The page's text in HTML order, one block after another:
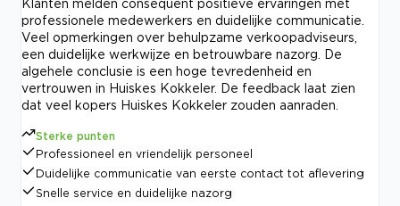
Klanten melden consequent positieve ervaringen met
professionele medewerkers en duidelijke communicatie.
Veel opmerkingen over behulpzame verkoopadviseurs,
een duidelijke werkwijze en betrouwbare nazorg. De
algehele conclusie is een hoge tevredenheid en
vertrouwen in Huiskes Kokkeler. De feedback laat zien
dat veel kopers Huiskes Kokkeler zouden aanraden.
Sterke punten
Professioneel en vriendelijk personeel
Duidelijke communicatie van eerste contact tot aflevering
Snelle service en duidelijke nazorg